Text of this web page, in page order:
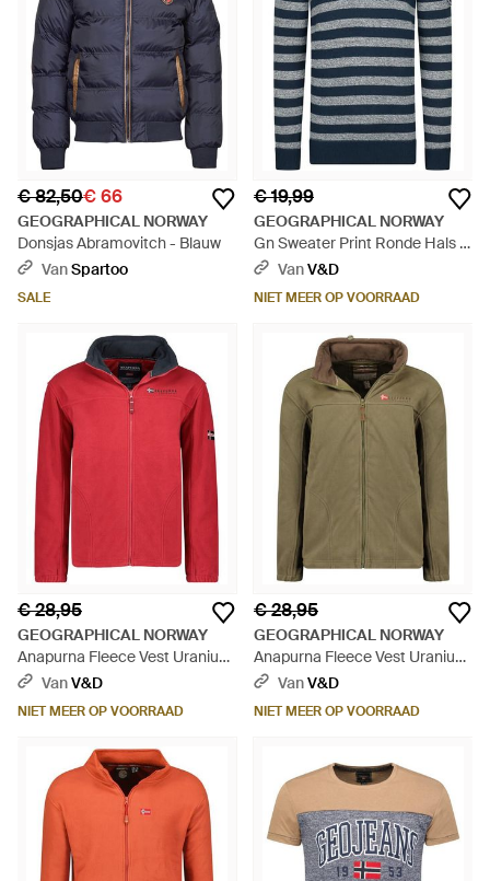
€ 82,50€ 66
GEOGRAPHICAL NORWAY
Donsjas Abramovitch - Blauw
VanSpartoo
SALE
€ 19,99
GEOGRAPHICAL NORWAY
Gn Sweater Print Ronde Hals -
Blauw
VanV&D
NIET MEER OP VOORRAAD
€ 28,95
GEOGRAPHICAL NORWAY
Anapurna Fleece Vest Uranium
- Rood
VanV&D
NIET MEER OP VOORRAAD
€ 28,95
GEOGRAPHICAL NORWAY
Anapurna Fleece Vest Uranium
- Groen
VanV&D
NIET MEER OP VOORRAAD